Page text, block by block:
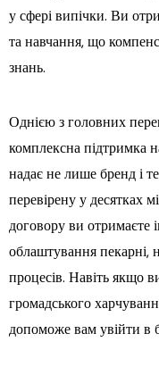
у сфері випічки. Ви
та навчання, що
знань.
Однією з головних
комплексна підтримка
надає не лише бренд і
перевірену у десятках
договору ви отримаєте
облаштування пекарні,
процесів. Навіть якщо
громадського
допоможе вам увійти в